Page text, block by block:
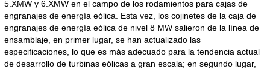
5.XMW y 6.XMW en el campo de los rodamientos para cajas de
engranajes de energía eólica. Esta vez, los cojinetes de la caja de
engranajes de energía eólica de nivel 8 MW salieron de la línea de
ensamblaje, en primer lugar, se han actualizado las
especificaciones, lo que es más adecuado para la tendencia actual
de desarrollo de turbinas eólicas a gran escala; en segundo lugar,